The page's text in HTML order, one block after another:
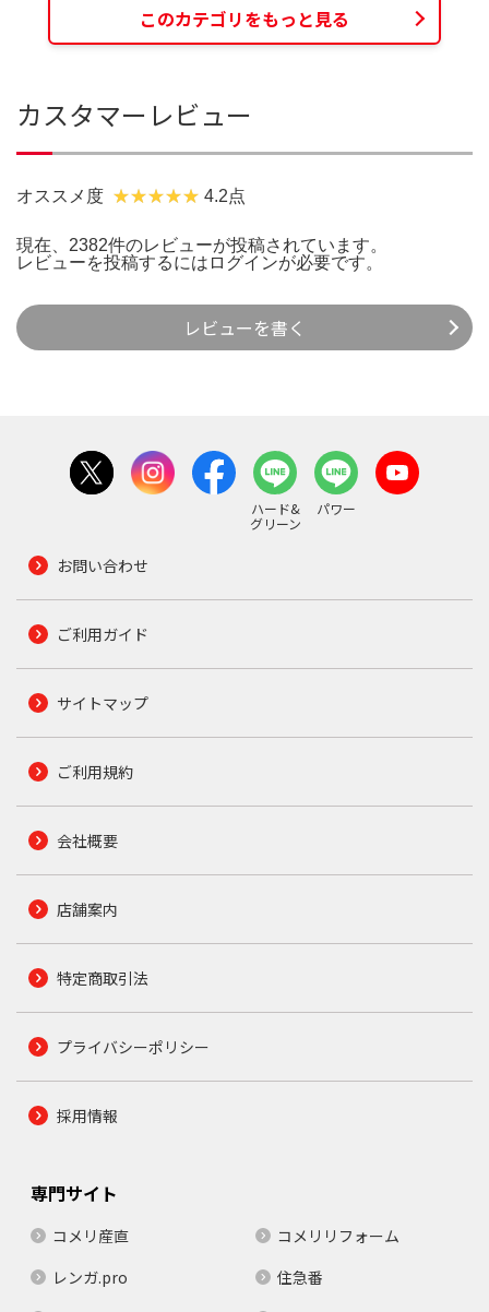
このカテゴリをもっと見る
カスタマーレビュー
オススメ度 4.2点
現在、2382件のレビューが投稿されています。
レビューを投稿するには ログインが必要です。
レビューを書く
ハード&
グリーン
パワー
お問い合わせ
ご利用ガイド
サイトマップ
ご利用規約
会社概要
店舗案内
特定商取引法
プライバシーポリシー
採用情報
専門サイト
コメリ産直
コメリリフォーム
レンガ.pro
住急番